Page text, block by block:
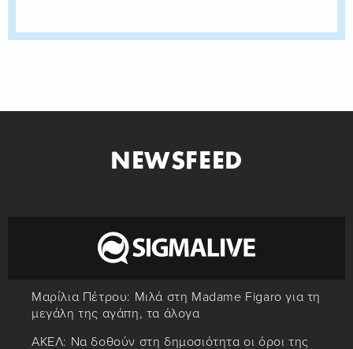
NEWSFEED
Μαρίλια Πέτρου: Μιλά στη Madame Figaro για τη
μεγάλη της αγάπη, τα άλογα
ΑΚΕΛ: Να δοθούν στη δημοσιότητα οι όροι της